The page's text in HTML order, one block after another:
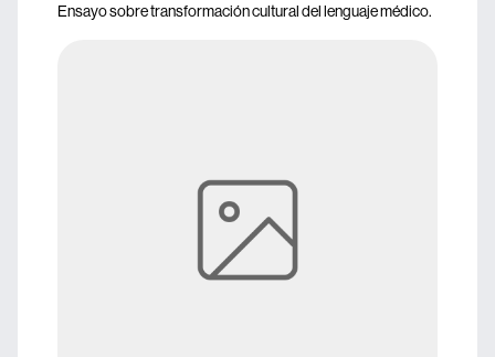
Ensayo sobre transformación cultural del lenguaje médico.